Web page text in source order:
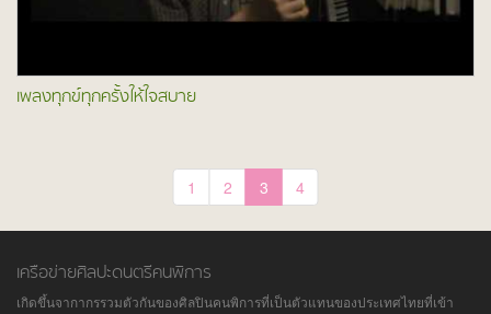
เพลงทุกข์ทุกครั้งให้ใจสบาย
1 2 3 4
เครือข่ายศิลปะดนตรีคนพิการ
เกิดขึ้นจากากรรวมตัวกันของศิลปินคนพิการที่เป็นตัวแทนของประเทศไทยที่เข้า